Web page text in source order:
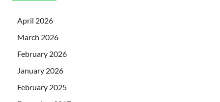
April 2026
March 2026
February 2026
January 2026
February 2025